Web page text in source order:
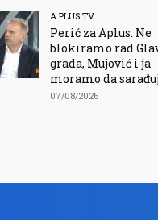
A PLUS TV
Perić za Aplus: Ne
blokiramo rad
grada, Mujović i ja
moramo da
07/08/2026